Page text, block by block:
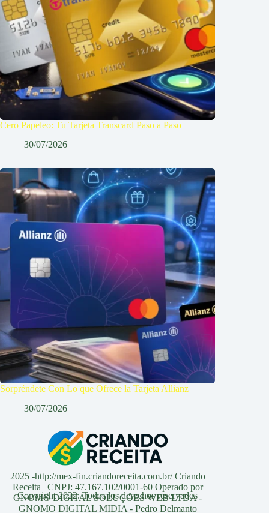
Cero Papeleo: Tu Tarjeta Transcard Paso a Paso
30/07/2026
Sorpréndete Con Lo que Ofrece la Tarjeta Allianz
30/07/2026
Copyright 2022. Todos los derechos reservados
2025 -http://mex-fin.criandoreceita.com.br/ Criando
Receita | CNPJ: 47.167.102/0001-60 Operado por
GNOMO DIGITAL SOLUÇÕES WEB LTDA -
GNOMO DIGITAL MIDIA - Pedro Delmanto